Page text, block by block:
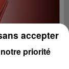
priorité
accepter